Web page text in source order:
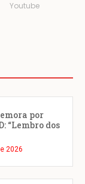
Youtube
por
“Lembro dos
2026